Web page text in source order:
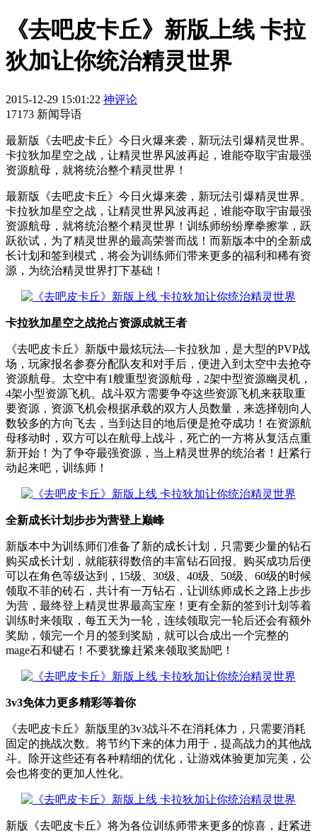
《去吧皮卡丘》新版上线 卡拉
狄加让你统治精灵世界
2015-12-29 15:01:22 神评论
17173 新闻导语
​最新版《去吧皮卡丘》今日火爆来袭，新玩法引爆精灵世界。
卡拉狄加星空之战，让精灵世界风波再起，谁能夺取宇宙最强
资源航母，就将统治整个精灵世界！
最新版《去吧皮卡丘》今日火爆来袭，新玩法引爆精灵世界。
卡拉狄加星空之战，让精灵世界风波再起，谁能夺取宇宙最强
资源航母，就将统治整个精灵世界！训练师纷纷摩拳擦掌，跃
跃欲试，为了精灵世界的最高荣誉而战！而新版本中的全新成
长计划和签到模式，将会为训练师们带来更多的福利和稀有资
源，为统治精灵世界打下基础！
卡拉狄加星空之战抢占资源成就王者
《去吧皮卡丘》新版中最炫玩法—卡拉狄加，是大型的PVP战
场，玩家报名参赛分配队友和对手后，便进入到太空中去抢夺
资源航母。太空中有1艘重型资源航母，2架中型资源幽灵机，
4架小型资源飞机。战斗双方需要争夺这些资源飞机来获取重
要资源，资源飞机会根据承载的双方人员数量，来选择朝向人
数较多的方向飞去，当到达目的地后便是抢夺成功！在资源航
母移动时，双方可以在航母上战斗，死亡的一方将从复活点重
新开始！为了争夺最强资源，当上精灵世界的统治者！赶紧行
动起来吧，训练师！
全新成长计划步步为营登上巅峰
新版本中为训练师们准备了新的成长计划，只需要少量的钻石
购买成长计划，就能获得数倍的丰富钻石回报。购买成功后便
可以在角色等级达到，15级、30级、40级、50级、60级的时候
领取不菲的砖石，共计有一万钻石，让训练师成长之路上步步
为营，最终登上精灵世界最高宝座！更有全新的签到计划等着
训练时来领取，每五天为一轮，连续领取完一轮后还会有额外
奖励，领完一个月的签到奖励，就可以合成出一个完整的
mage石和键石！不要犹豫赶紧来领取奖励吧！
3v3免体力更多精彩等着你
《去吧皮卡丘》新版里的3v3战斗不在消耗体力，只需要消耗
固定的挑战次数。将节约下来的体力用于，提高战力的其他战
斗。除开这些还有各种精细的优化，让游戏体验更加完美，公
会也将变的更加人性化。
新版《去吧皮卡丘》将为各位训练师带来更多的惊喜，赶紧进